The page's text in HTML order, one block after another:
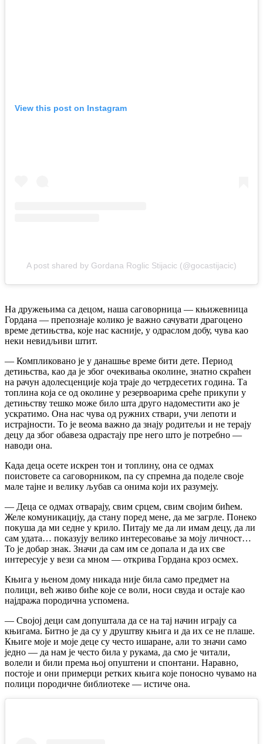
View this post on Instagram
A post shared by Gordana Roglic Stijacic (@gocastijacic)
На дружењима са децом, наша саговорница — књижевница
Гордана — препознаје колико је важно сачувати драгоцено
време детињства, које нас касније, у одраслом добу, чува као
неки невидљиви штит.
— Компликовано је у данашње време бити дете. Период
детињства, као да је због очекивања околине, знатно скраћен
на рачун адолесценције која траје до четрдесетих година. Та
топлина која се од околине у резервоарима среће прикупи у
детињству тешко може било шта друго надоместити ако је
ускратимо. Она нас чува од ружних ствари, учи лепоти и
истрајности. То је веома важно да знају родитељи и не терају
децу да због обавеза одрастају пре него што је потребно —
наводи она.
Када деца осете искрен тон и топлину, она се одмах
поистовете са саговорником, па су спремна да поделе своје
мале тајне и велику љубав са онима који их разумеју.
— Деца се одмах отварају, свим срцем, свим својим бићем.
Желе комуникацију, да стану поред мене, да ме загрле. Понеко
покуша да ми седне у крило. Питају ме да ли имам децу, да ли
сам удата… показују велико интересовање за моју личност…
То је добар знак. Значи да сам им се допала и да их све
интересује у вези са мном — открива Гордана кроз осмех.
Књига у њеном дому никада није била само предмет на
полици, већ живо биће које се воли, носи свуда и остаје као
најдража породична успомена.
— Својој деци сам допуштала да се на тај начин играју са
књигама. Битно је да су у друштву књига и да их се не плаше.
Књиге моје и моје деце су често ишаране, али то значи само
једно — да нам је често била у рукама, да смо је читали,
волели и били према њој опуштени и спонтани. Наравно,
постоје и они примерци ретких књига које поносно чувамо на
полици породичне библиотеке — истиче она.